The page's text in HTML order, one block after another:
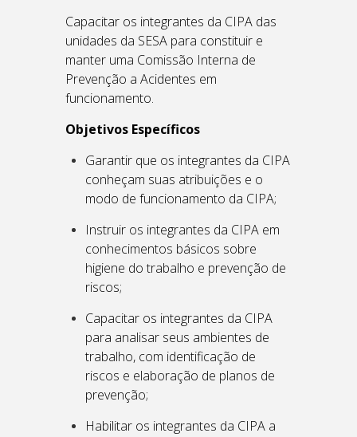
Capacitar os integrantes da CIPA das
unidades da SESA para constituir e
manter uma Comissão Interna de
Prevenção a Acidentes em
funcionamento.
Objetivos Específicos
Garantir que os integrantes da CIPA
conheçam suas atribuições e o
modo de funcionamento da CIPA;
Instruir os integrantes da CIPA em
conhecimentos básicos sobre
higiene do trabalho e prevenção de
riscos;
Capacitar os integrantes da CIPA
para analisar seus ambientes de
trabalho, com identificação de
riscos e elaboração de planos de
prevenção;
Habilitar os integrantes da CIPA a